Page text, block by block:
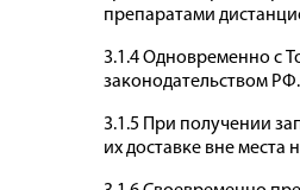
препаратами
3.1.4 Одновременно с
законодательством РФ.
3.1.5 При получении
их доставке вне